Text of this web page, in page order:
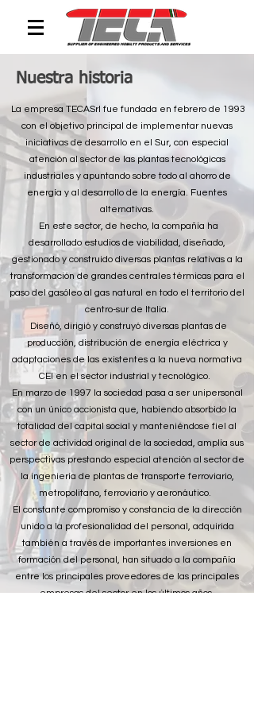
Nuestra historia
La empresa TECASrl fue fundada en febrero de 1993
con el objetivo principal de implementar nuevas
iniciativas de desarrollo en el Sur, con especial
atención al sector de las plantas tecnológicas
industriales y apuntando sobre todo al ahorro de
energía y al desarrollo de la energía. Fuentes
alternativas.
En este sector, de hecho, la compañía ha
desarrollado estudios de viabilidad, diseñado,
gestionado y construido diversas plantas relativas a la
transformación de grandes centrales térmicas para el
paso del gasóleo al gas natural en todo el territorio del
centro-sur de Italia.
Diseñó, dirigió y construyó diversas plantas de
producción, distribución de energía eléctrica y
adaptaciones de las existentes a la nueva normativa
CEI en el sector industrial y tecnológico.
En marzo de 1997 la sociedad pasa a ser unipersonal
con un único accionista que, habiendo absorbido la
totalidad del capital social y manteniéndose fiel al
sector de actividad original de la sociedad, amplía sus
perspectivas prestando especial atención al sector de
la ingeniería de plantas de transporte ferroviario,
metropolitano, ferroviario y aeronáutico.
El constante compromiso y constancia de la dirección
unido a la profesionalidad del personal, adquirida
también a través de importantes inversiones en
formación del personal, han situado a la compañía
entre los principales proveedores de las principales
empresas del sector en los últimos años.